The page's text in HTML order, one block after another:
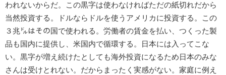
われないからだ。この黒字は使わなければただの紙切れだから
当然投資する。ドルならドルを使うアメリカに投資する。この
３兆㌦はその国で使われる。労働者の賃金を払い、つくった製
品も国内に提供し、米国内で循環する。日本には入ってこな
い。黒字が増え続けたとしても海外投資になるため日本のみな
さんは受けとれない。だからまったく実感がない。家庭に例え